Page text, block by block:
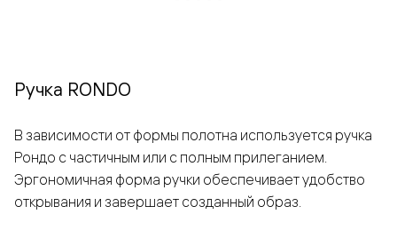
Ручка RONDO
В зависимости от формы полотна используется ручка
Рондо с частичным или с полным прилеганием.
Эргономичная форма ручки обеспечивает удобство
открывания и завершает созданный образ.